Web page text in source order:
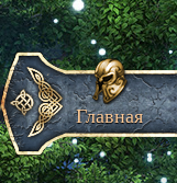
Главная